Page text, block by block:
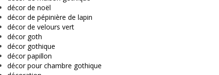
décor de noël
décor de pépinière de lapin
décor de velours vert
décor goth
décor gothique
décor papillon
décor pour chambre gothique